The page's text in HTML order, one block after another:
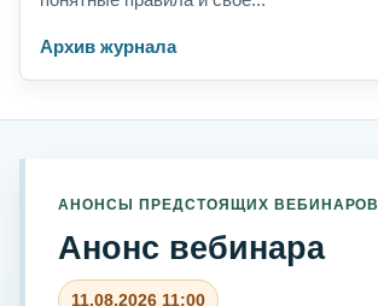
Архив журнала
АНОНСЫ ПРЕДСТОЯЩИХ ВЕБИНАРОВ
Анонс вебинара
11.08.2026 11:00